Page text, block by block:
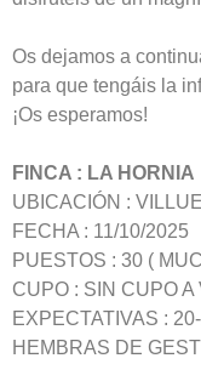
Os dejamos a
para que tengáis la
¡Os esperamos!
FINCA : LA HORNIA
UBICACIÓN :
FECHA : 11/10/2025
PUESTOS : 30 (
CUPO : SIN CUPO A
EXPECTATIVAS :
HEMBRAS DE